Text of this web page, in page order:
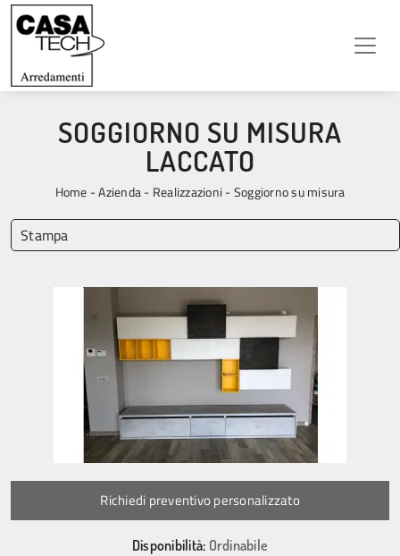
SOGGIORNO SU MISURA
LACCATO
Home -Azienda- Realizzazioni -Soggiorno su misura
Stampa
Richiedi preventivo personalizzato
Disponibilità: Ordinabile